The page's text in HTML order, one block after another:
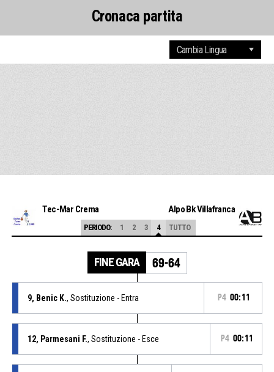
Cronaca partita
Tec-Mar Crema Alpo Bk Villafranca
PERIODO: 1 2 3 4 TUTTO
FINE GARA 69-64
9, Benic K., Sostituzione - Entra P4 00:11
12, Parmesani F., Sostituzione - Esce P4 00:11